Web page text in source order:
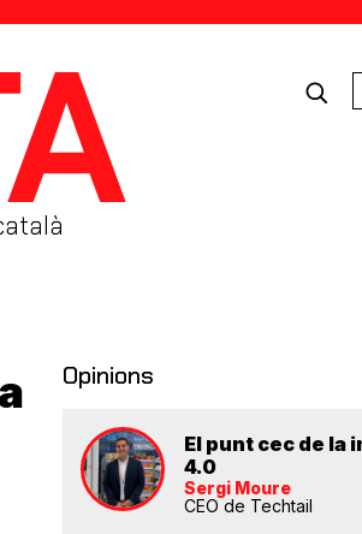
Opinions
El punt cec de la
4.0
Sergi Moure
CEO de Techtail